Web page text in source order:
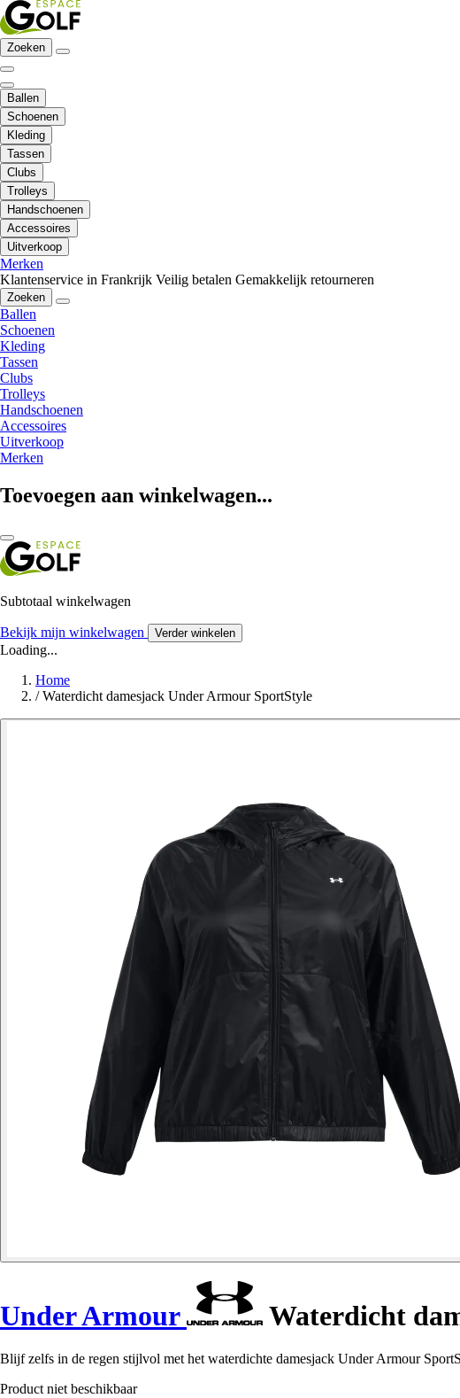
Zoeken
Ballen
Schoenen
Kleding
Tassen
Clubs
Trolleys
Handschoenen
Accessoires
Uitverkoop
Merken
Klantenservice in Frankrijk Veilig betalen Gemakkelijk retourneren
Zoeken
Ballen
Schoenen
Kleding
Tassen
Clubs
Trolleys
Handschoenen
Accessoires
Uitverkoop
Merken
Toevoegen aan winkelwagen...
Subtotaal winkelwagen
Bekijk mijn winkelwagen Verder winkelen
Loading...
Home
/ Waterdicht damesjack Under Armour SportStyle
Under Armour Waterdicht
Blijf zelfs in de regen stijlvol met het waterdichte damesjack Under Armour
Product niet beschikbaar